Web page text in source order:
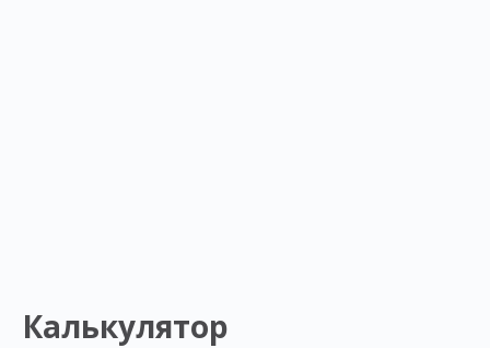
Калькулятор